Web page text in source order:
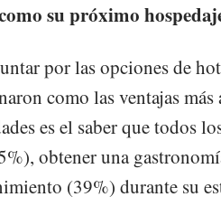
su próximo
por las opciones de
como las ventajas
es el saber que todos
obtener una
(39%) durante su